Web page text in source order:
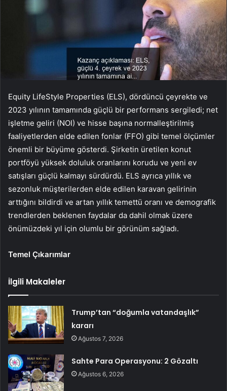
Equity LifeStyle Properties (ELS), dördüncü çeyrekte ve
2023 yılının tamamında güçlü bir performans sergiledi; net
işletme geliri (NOI) ve hisse başına normalleştirilmiş
faaliyetlerden elde edilen fonlar (FFO) gibi temel ölçümler
önemli bir büyüme gösterdi. Şirketin üretilen konut
portföyü yüksek doluluk oranlarını korudu ve yeni ev
satışları güçlü kalmayı sürdürdü. ELS ayrıca yıllık ve
sezonluk müşterilerden elde edilen karavan gelirinin
arttığını bildirdi ve artan yıllık temettü oranı ve demografik
trendlerden beklenen faydalar da dahil olmak üzere
önümüzdeki yıl için olumlu bir görünüm sağladı.
Temel Çıkarımlar
İlgili Makaleler
Trump’tan “doğumla vatandaşlık”
kararı
Ağustos 7, 2026
Sahte Para Operasyonu: 2 Gözaltı
Ağustos 6, 2026